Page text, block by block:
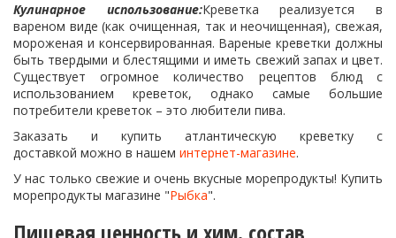
Кулинарное использование:Креветка реализуется в
вареном виде (как очищенная, так и неочищенная), свежая,
мороженая и консервированная. Вареные креветки должны
быть твердыми и блестящими и иметь свежий запах и цвет.
Существует огромное количество рецептов блюд с
использованием креветок, однако самые большие
потребители креветок – это любители пива.
Заказать и купить атлантическую креветку с
доставкой можно в нашем интернет-магазине.
У нас только свежие и очень вкусные морепродукты! Купить
морепродукты магазине "Рыбка".